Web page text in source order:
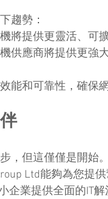
趨勢：
將提供更靈活、可擴
供應商將提供更強
能和可靠性，確保
，但這僅僅是開始
Ltd能夠為您提供
企業提供全面的IT解